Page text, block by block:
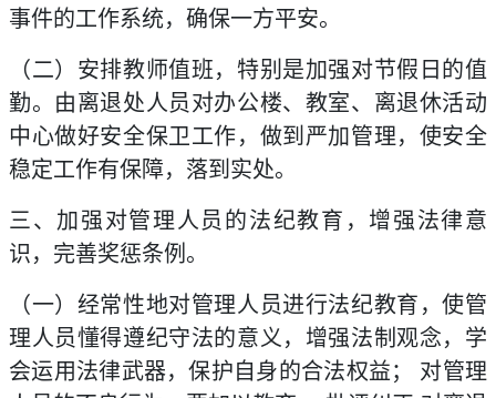
事件的工作系统，确保一方平安。
（二）安排教师值班，特别是加强对节假日的值
勤。由离退处人员对办公楼、教室、离退休活动
中心做好安全保卫工作，做到严加管理，使安全
稳定工作有保障，落到实处。
三、加强对管理人员的法纪教育，增强法律意
识，完善奖惩条例。
（一）经常性地对管理人员进行法纪教育，使管
理人员懂得遵纪守法的意义，增强法制观念，学
会运用法律武器，保护自身的合法权益； 对管理